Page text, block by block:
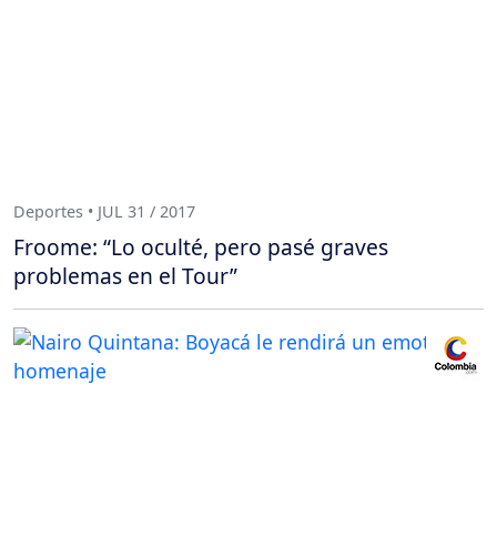
Deportes • JUL 31 / 2017
Froome: “Lo oculté, pero pasé graves
problemas en el Tour”